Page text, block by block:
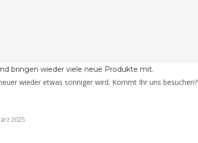
bringen wieder viele neue Produkte mit.
wieder etwas sonniger wird. Kommt Ihr uns besuchen?
2025